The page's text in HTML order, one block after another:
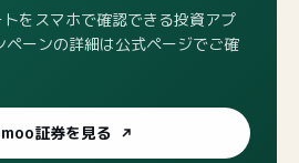
をスマホで確認できる投資アプ
ペーンの詳細は公式ページでご確
証券を見る